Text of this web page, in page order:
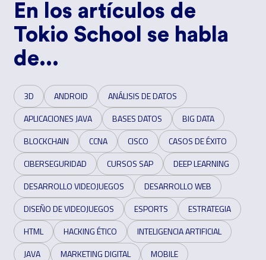
En los artículos de
Tokio School se habla
de...
3D ANDROID
ANÁLISIS DE DATOS
APLICACIONES JAVA
BASES DATOS
BIG DATA
BLOCKCHAIN
CCNA CISCO
CASOS DE ÉXITO
CIBERSEGURIDAD
CURSOS SAP
DEEP LEARNING
DESARROLLO VIDEOJUEGOS
DESARROLLO WEB
DISEÑO DE VIDEOJUEGOS
ESPORTS
ESTRATEGIA
HTML
HACKING ÉTICO
INTELIGENCIA ARTIFICIAL
JAVA
MARKETING DIGITAL
MOBILE